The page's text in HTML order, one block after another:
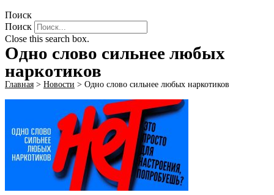
Поиск
Поиск
Close this search box.
Одно слово сильнее любых
наркотиков
Главная > Новости > Одно слово сильнее любых наркотиков